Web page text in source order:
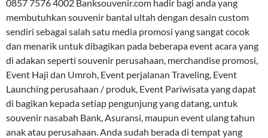
0857 7576 4002 Banksouvenir.com hadir bagi anda yang
membutuhkan souvenir bantal ultah dengan desain custom
sendiri sebagai salah satu media promosi yang sangat cocok
dan menarik untuk dibagikan pada beberapa event acara yang
di adakan seperti souvenir perusahaan, merchandise promosi,
Event Haji dan Umroh, Event perjalanan Traveling, Event
Launching perusahaan / produk, Event Pariwisata yang dapat
di bagikan kepada setiap pengunjung yang datang, untuk
souvenir nasabah Bank, Asuransi, maupun event ulang tahun
anak atau perusahaan. Anda sudah berada di tempat yang